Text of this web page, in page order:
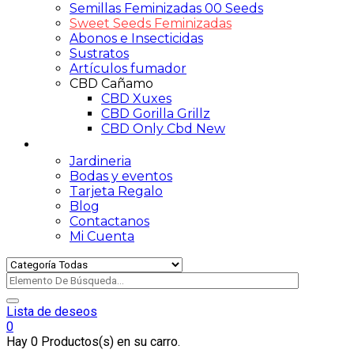
Semillas Feminizadas 00 Seeds
Sweet Seeds Feminizadas
Abonos e Insecticidas
Sustratos
Artículos fumador
CBD Cañamo
CBD Xuxes
CBD Gorilla Grillz
CBD Only Cbd New
Jardineria
Bodas y eventos
Tarjeta Regalo
Blog
Contactanos
Mi Cuenta
Lista de deseos
0
Hay 0 Productos(s) en su carro.